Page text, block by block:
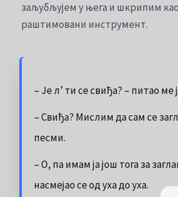
заљубљујем у њега и шкрипим
раштимовани инструмент.
– Је л’ ти се свиђа? – питао ме
– Свиђа? Мислим да сам се
песми.
– О, па имам ја још тога за
насмејао се од уха до уха.